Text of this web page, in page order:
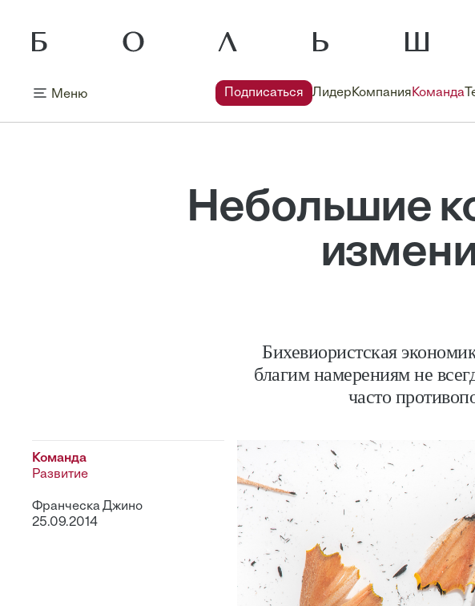
Меню Подписаться ЛидерКомпанияКоманда
Небольшие
Бихевиористская
благим намерениям не
часто
Команда
Развитие
Франческа Джино
25.09.2014